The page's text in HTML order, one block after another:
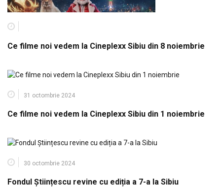
Ce filme noi vedem la Cineplexx Sibiu din 8 noiembrie
31 octombrie 2024
Ce filme noi vedem la Cineplexx Sibiu din 1 noiembrie
30 octombrie 2024
Fondul Științescu revine cu ediția a 7-a la Sibiu